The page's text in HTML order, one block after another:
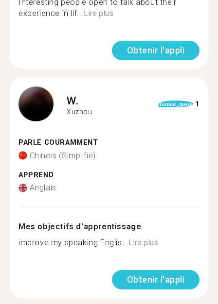
Interesting people open to talk about their
experience in lif...Lire plus
Obtenir l'appli
W.
Xuzhou
format_quote 1
PARLE COURAMMENT
Chinois (Simplifié)
APPREND
Anglais
Mes objectifs d'apprentissage
improve my speaking Englis...Lire plus
Obtenir l'appli